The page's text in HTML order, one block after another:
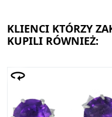
KLIENCI KTÓRZY
KUPILI RÓWNIEŻ: